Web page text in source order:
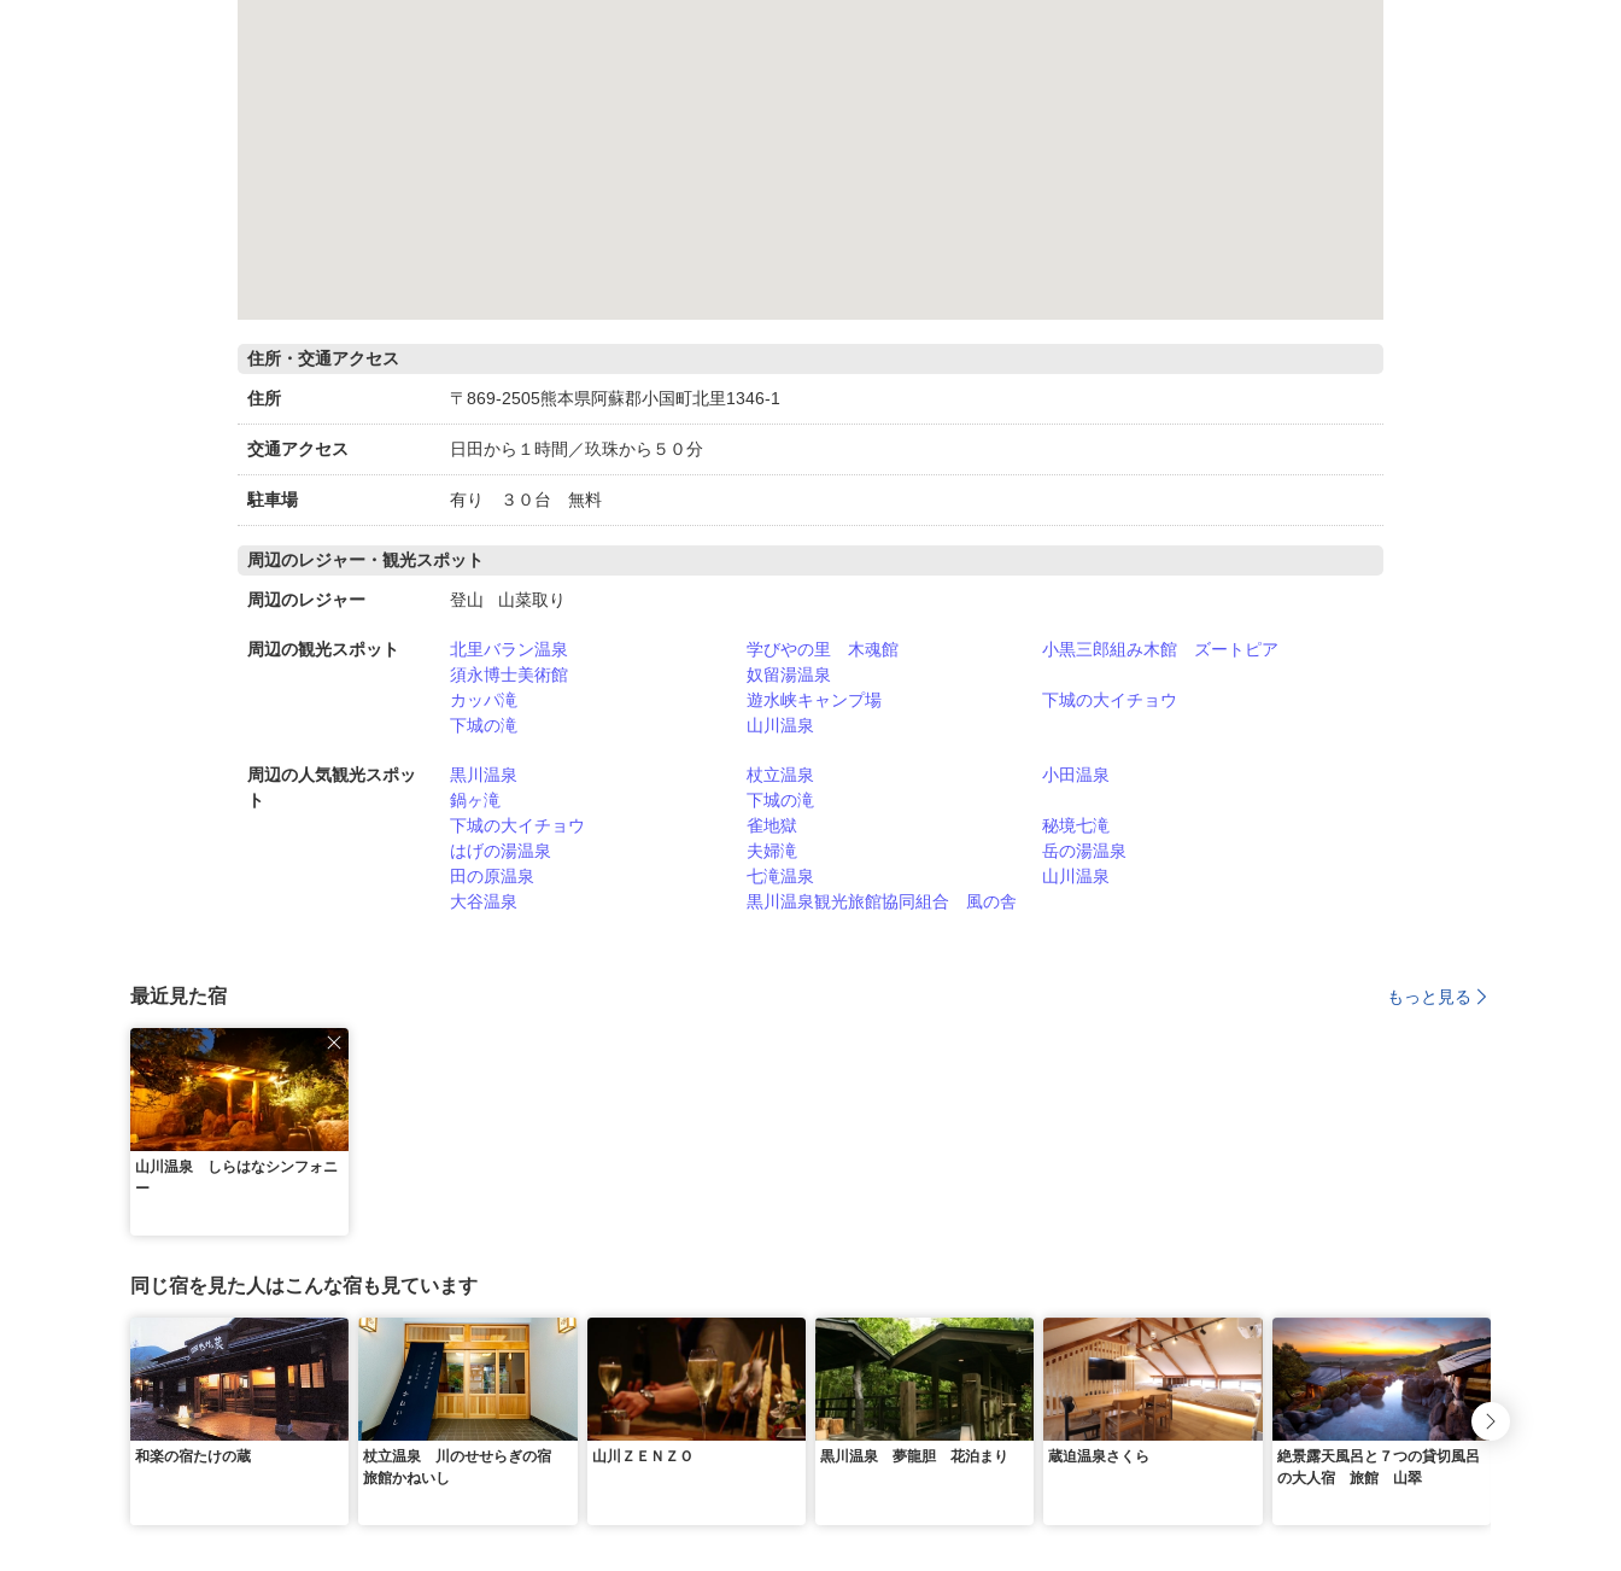
住所・交通アクセス
住所 〒869-2505熊本県阿蘇郡小国町北里1346-1
交通アクセス 日田から１時間／玖珠から５０分
駐車場 有り ３０台 無料
周辺のレジャー・観光スポット
周辺のレジャー 登山 山菜取り
周辺の観光スポット 北里バラン温泉 学びやの里 木魂館
小黒三郎組み木館 ズートピア
須永博士美術館
奴留湯温泉
カッパ滝
遊水峡キャンプ場
下城の大イチョウ
下城の滝
山川温泉
周辺の人気観光スポッ
ト
黒川温泉 杖立温泉
小田温泉
鍋ヶ滝
下城の滝
下城の大イチョウ
雀地獄
秘境七滝
はげの湯温泉
夫婦滝
岳の湯温泉
田の原温泉
七滝温泉
山川温泉
大谷温泉
黒川温泉観光旅館協同組合 風の舎
最近見た宿 もっと見る
山川温泉 しらはなシンフォニ
ー
同じ宿を見た人はこんな宿も見ています
和楽の宿たけの蔵
杖立温泉 川のせせらぎの宿
旅館かねいし
山川ＺＥＮＺＯ 黒川温泉 夢龍胆 花泊まり 蔵迫温泉さくら
絶景露天風呂と７つの貸切風呂
の大人宿 旅館 山翠